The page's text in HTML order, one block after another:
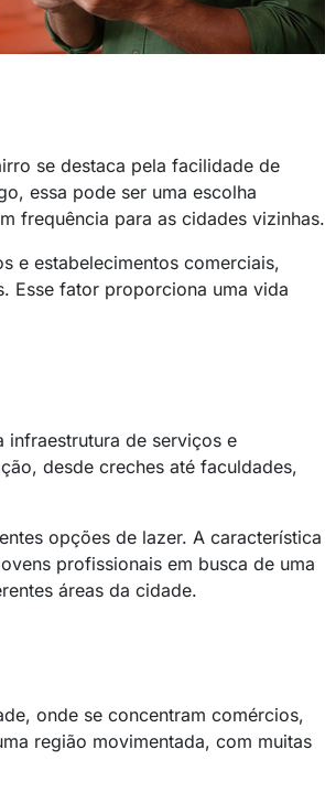
se destaca pela facilidade de
essa pode ser uma escolha
frequência para as cidades vizinhas.
e estabelecimentos comerciais,
Esse fator proporciona uma vida
infraestrutura de serviços e
desde creches até faculdades,
opções de lazer. A característica
profissionais em busca de uma
áreas da cidade.
onde se concentram comércios,
região movimentada, com muitas